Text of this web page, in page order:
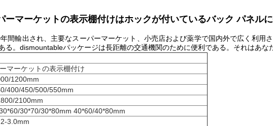
ーマーケットの表示棚付けはホックが付いているバック パネル
間輸出され、主要なスーパーマーケット、小売店および薬学で国内外で広く利
る。dismountableパッケージは長距離の交通機関のために便利である。それはあな
マーケットの表示棚付け
1200mm
400/450/500/550mm
2100mm
30*70/30*80mm 40*60/40*80mm
3.0mm